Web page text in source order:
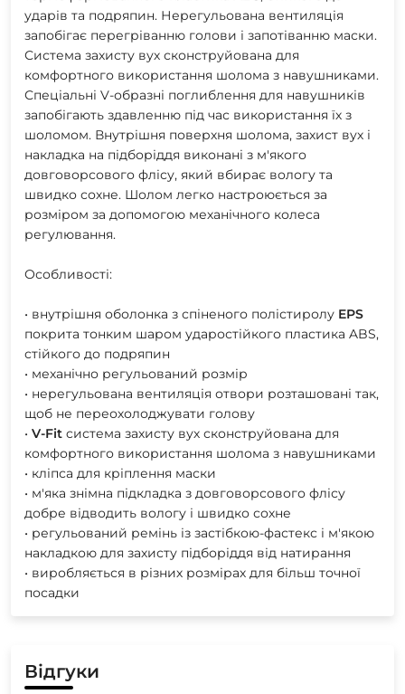
ударів та подряпин. Нерегульована вентиляція
запобігає перегріванню голови і запотіванню маски.
Система захисту вух сконструйована для
комфортного використання шолома з навушниками.
Спеціальні V-образні поглиблення для навушників
запобігають здавленню під час використання їх з
шоломом. Внутрішня поверхня шолома, захист вух і
накладка на підборіддя виконані з м'якого
довговорсового флісу, який вбирає вологу та
швидко сохне. Шолом легко настроюється за
розміром за допомогою механічного колеса
регулювання.
Особливості:
• внутрішня оболонка з спіненого полістиролу EPS
покрита тонким шаром ударостійкого пластика ABS,
стійкого до подряпин
• механічно регульований розмір
• нерегульована вентиляція отвори розташовані так,
щоб не переохолоджувати голову
• V-Fit cистема захисту вух сконструйована для
комфортного використання шолома з навушниками
• кліпса для кріплення маски
• м'яка знімна підкладка з довговорсового флісу
добре відводить вологу і швидко сохне
• регульований ремінь із застібкою-фастекс і м'якою
накладкою для захисту підборіддя від натирання
• виробляється в різних розмірах для більш точної
посадки
Відгуки